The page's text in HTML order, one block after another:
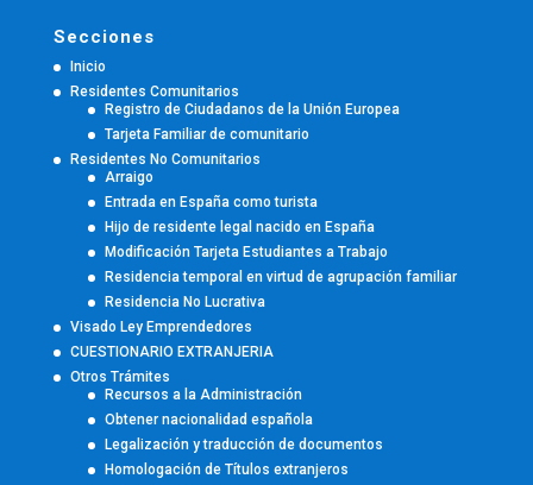
Secciones
Inicio
Residentes Comunitarios
Registro de Ciudadanos de la Unión Europea
Tarjeta Familiar de comunitario
Residentes No Comunitarios
Arraigo
Entrada en España como turista
Hijo de residente legal nacido en España
Modificación Tarjeta Estudiantes a Trabajo
Residencia temporal en virtud de agrupación familiar
Residencia No Lucrativa
Visado Ley Emprendedores
CUESTIONARIO EXTRANJERIA
Otros Trámites
Recursos a la Administración
Obtener nacionalidad española
Legalización y traducción de documentos
Homologación de Títulos extranjeros